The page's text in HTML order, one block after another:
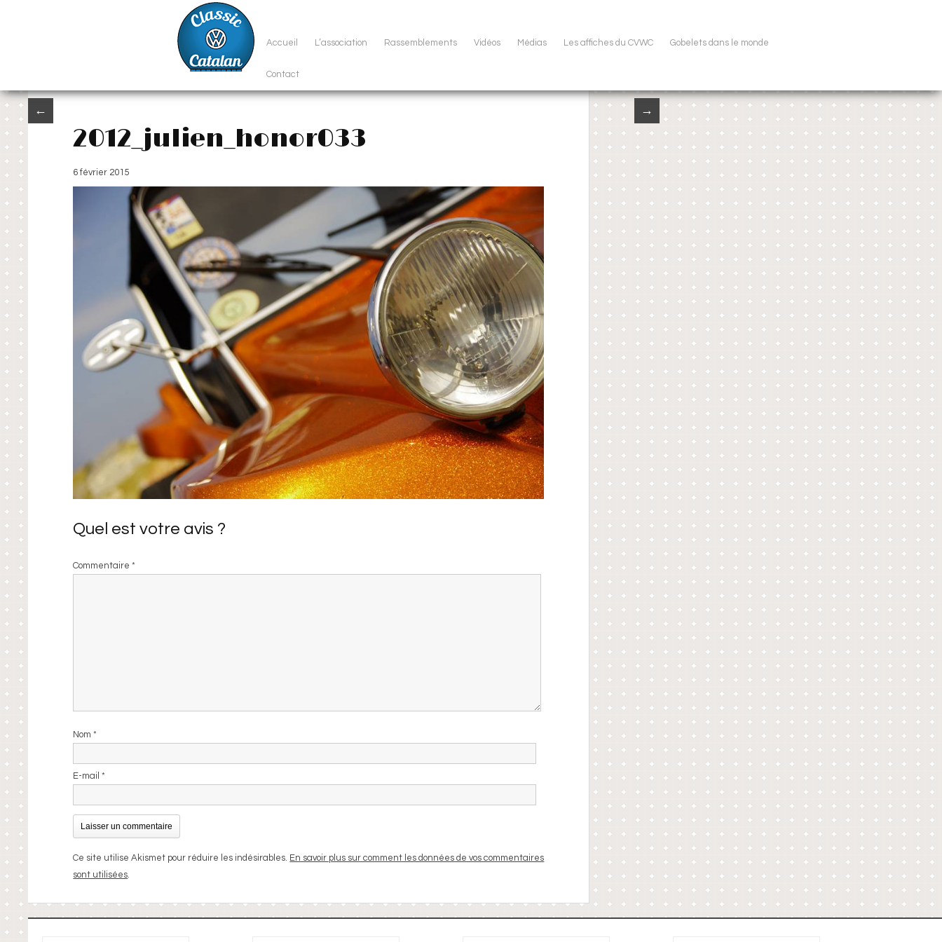
Accueil L’association Rassemblements Vidéos Médias Les affiches du CVWC Gobelets dans le monde
Contact
← →
2012_julien_honor033
6 février 2015
Quel est votre avis ?
Commentaire*
Nom*
E-mail*
Ce site utilise Akismet pour réduire les indésirables. En savoir plus sur comment les données de vos commentaires
sont utilisées.